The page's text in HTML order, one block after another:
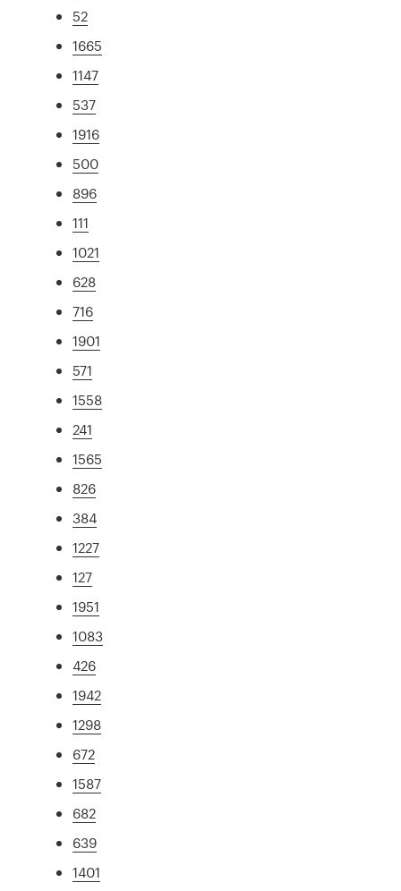
52
1665
1147
537
1916
500
896
111
1021
628
716
1901
571
1558
241
1565
826
384
1227
127
1951
1083
426
1942
1298
672
1587
682
639
1401